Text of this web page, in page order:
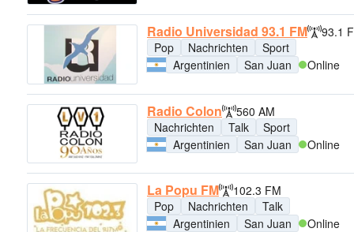
Radio Universidad 93.1 FM
93.1
Pop
Nachrichten
Sport
Argentinien
San Juan Online
Radio Colon
560 AM
Nachrichten
Talk
Sport
Argentinien
San Juan Online
La Popu FM
102.3 FM
Pop
Nachrichten
Talk
Argentinien
San Juan Online